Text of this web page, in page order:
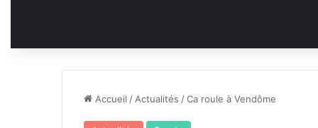
Accueil / Actualités /Ca roule à Vendôme